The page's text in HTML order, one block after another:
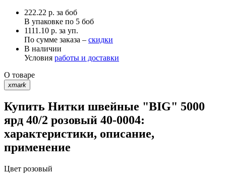
222.22 р. за боб
В упаковке по 5 боб
1111.10 р. за уп.
По сумме заказа – скидки
В наличии
Условия работы и доставки
О товаре
xmark
Купить Нитки швейные "BIG" 5000
ярд 40/2 розовый 40-0004:
характеристики, описание,
применение
Цвет розовый